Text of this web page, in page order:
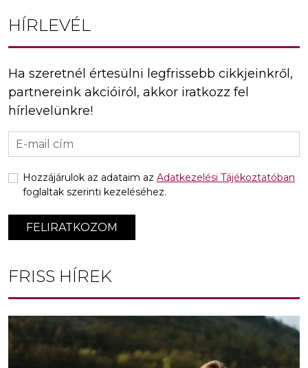
HÍRLEVÉL
Ha szeretnél értesülni legfrissebb cikkjeinkről,
partnereink akcióiról, akkor iratkozz fel
hírlevelünkre!
FELIRATKOZOM
Hozzájárulok az adataim az Adatkezelési Tájékoztatóban
foglaltak szerinti kezeléséhez.
FRISS HÍREK